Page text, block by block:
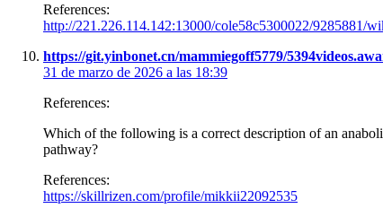
References:
http://221.226.114.142:13000/cole58c5300022/
https://git.yinbonet.cn/mammiegoff5779/
31 de marzo de 2026 a las 18:39
References:
Which of the following is a correct description of an
pathway?
References:
https://skillrizen.com/profile/mikkii22092535